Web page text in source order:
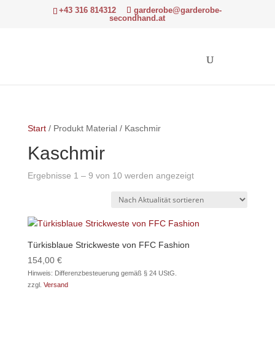
+43 316 814312
garderobe@garderobe-
secondhand.at
Start/ Produkt Material / Kaschmir
Kaschmir
Ergebnisse 1 – 9 von 10 werden angezeigtNach
sortiert
Türkisblaue Strickweste von FFC Fashion
154,00 €
Hinweis: Differenzbesteuerung gemäß § 24 UStG.
zzgl. Versand